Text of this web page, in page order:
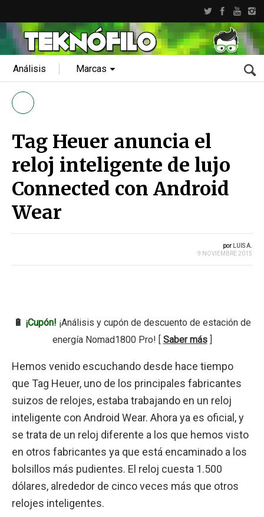
Análisis Marcas
Tag Heuer anuncia el
reloj inteligente de lujo
Connected con Android
Wear
por LUIS A.
9 NOVIEMBRE 2015
🔋 ¡Cupón! ¡Análisis y cupón de descuento de estación de
energía Nomad1800 Pro! [ Saber más]
Hemos venido escuchando desde hace tiempo
que Tag Heuer, uno de los principales fabricantes
suizos de relojes, estaba trabajando en un reloj
inteligente con Android Wear. Ahora ya es oficial, y
se trata de un reloj diferente a los que hemos visto
en otros fabricantes ya que está encaminado a los
bolsillos más pudientes. El reloj cuesta 1.500
dólares, alrededor de cinco veces más que otros
relojes inteligentes.